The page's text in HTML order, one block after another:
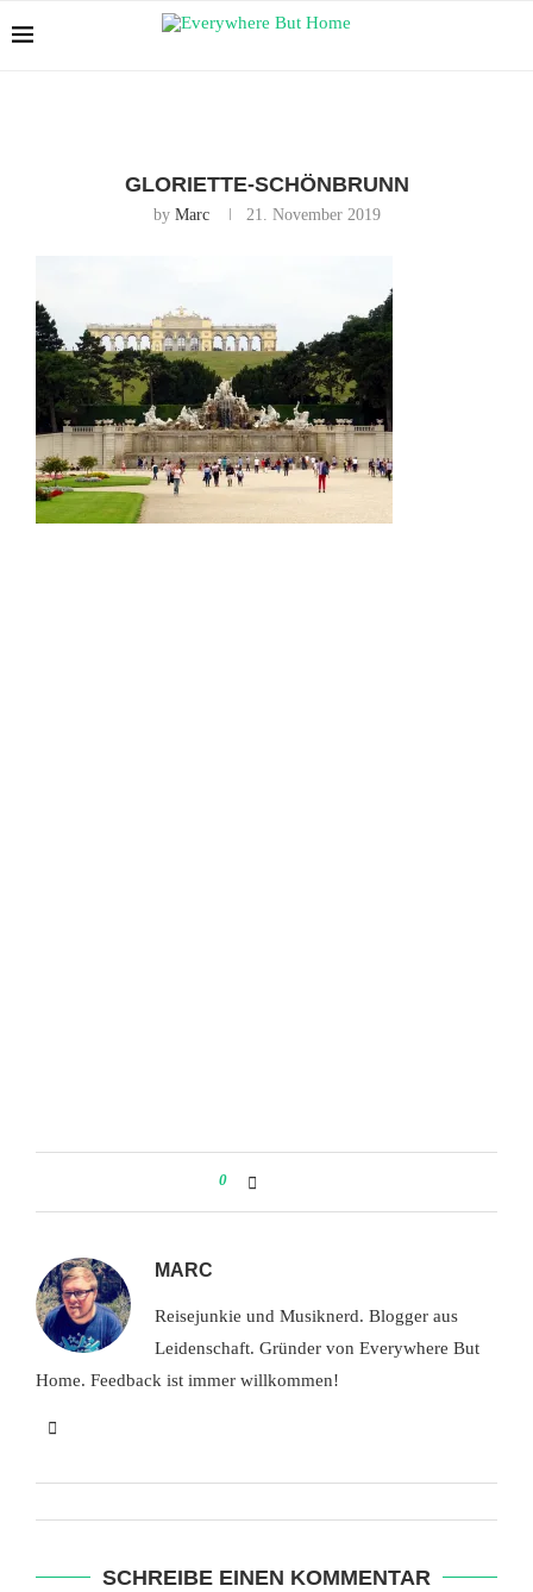
GLORIETTE-SCHÖNBRUNN
by Marc 21. November 2019
0
MARC
Reisejunkie und Musiknerd. Blogger aus
Leidenschaft. Gründer von Everywhere But
Home. Feedback ist immer willkommen!
SCHREIBE EINEN KOMMENTAR